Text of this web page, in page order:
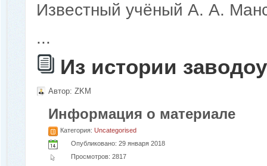
Известный учёный А. А.
...
Из истории
Автор: ZKM
Информация о материале
Категория: Uncategorised
Опубликовано: 29 января 2018
Просмотров: 2817